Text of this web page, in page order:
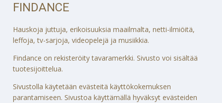
FINDANCE
Hauskoja juttuja, erikoisuuksia maailmalta, netti-ilmiöitä,
leffoja, tv-sarjoja, videopelejä ja musiikkia.
Findance on rekisteröity tavaramerkki. Sivusto voi sisältää
tuotesijoittelua.
Sivustolla käytetään evästeitä käyttökokemuksen
parantamiseen. Sivustoa käyttämällä hyväksyt evästeiden